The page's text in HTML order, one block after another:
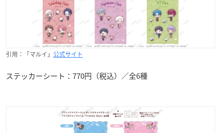
引用：「マルイ」 公式サイト
ステッカーシート：770円（税込）／全6種